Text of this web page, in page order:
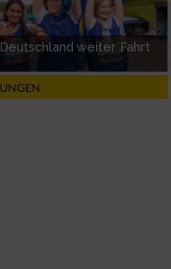
weiter Fahrt